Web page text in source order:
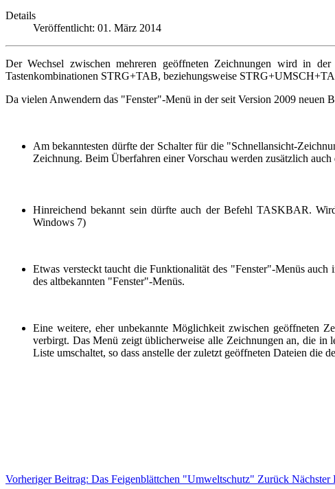
Details
Veröffentlicht: 01. März 2014
Der Wechsel zwischen mehreren geöffneten Zeichnungen wird in
Tastenkombinationen STRG+TAB, beziehungsweise
Da vielen Anwendern das "Fenster"-Menü in der seit Version 2009
Am bekanntesten dürfte der Schalter für die "Schnellansicht-
Zeichnung. Beim Überfahren einer Vorschau werden zusätzlich auch
Hinreichend bekannt sein dürfte auch der Befehl TASKBAR.
Windows 7)
Etwas versteckt taucht die Funktionalität des "Fenster"-Menüs
des altbekannten "Fenster"-Menüs.
Eine weitere, eher unbekannte Möglichkeit zwischen geöffneten
verbirgt. Das Menü zeigt üblicherweise alle Zeichnungen an, die
Liste umschaltet, so dass anstelle der zuletzt geöffneten Dateien die
Vorheriger Beitrag: Das Feigenblättchen "Umweltschutz" Zurück Nächster